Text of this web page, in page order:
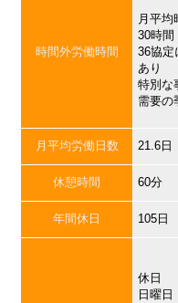
時間外労働時間
月平均
30時間
36協定
あり
特別な
需要の
月平均労働日数 21.6日
休憩時間 60分
年間休日 105日
休日
日曜